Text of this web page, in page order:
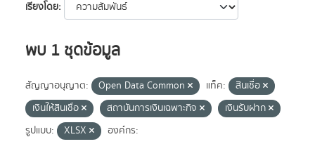
เรียงโดย
พบ 1 ชุดข้อมูล
สัญญาอนุญาต: Open Data Common แท็ค:
สินเชื่อ
เงินให้สินเชื่อ
สถาบันการเงินเฉพาะกิจ
เงินรับฝาก
รูปแบบ:
XLSX
องค์กร: